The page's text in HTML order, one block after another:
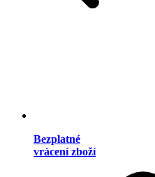
Bezplatné
vrácení zboží